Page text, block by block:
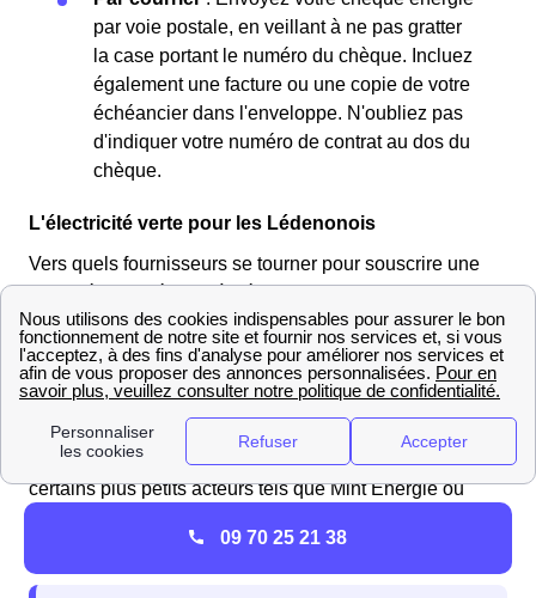
par voie postale, en veillant à ne pas gratter
la case portant le numéro du chèque. Incluez
également une facture ou une copie de votre
échéancier dans l'enveloppe. N'oubliez pas
d'indiquer votre numéro de contrat au dos du
chèque.
L'électricité verte pour les Lédenonois
Vers quels fournisseurs se tourner pour souscrire une
offre d'électricité verte à Lédenon ?
Les Lédenonois auront le choix, puisque la plupart des
fournisseurs d'énergie se mettent au vert, certains
n'hésitant plus à se spécialiser dans le domaine. De ce
fait, si les fournisseurs les plus importants tels que
TotalEnergies ou EDF proposent une offre verte,
certains plus petits acteurs tels que Mint Energie ou
priorité : en Occitanie, vous aurez donc le choix !
09 70 25 21 38